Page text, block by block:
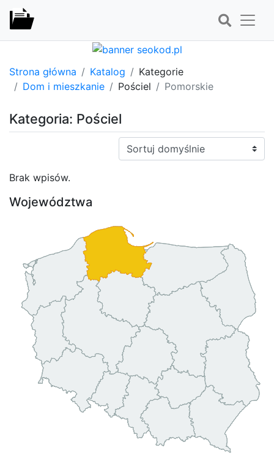
Strona główna Katalog
Kategorie
Dom i mieszkanie
Pościel Pomorskie
Kategoria: Pościel
Sortuj:
Brak wpisów.
Województwa